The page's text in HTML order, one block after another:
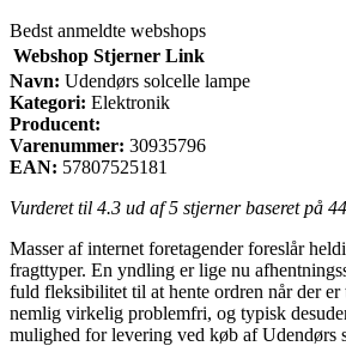
Bedst anmeldte webshops
Webshop Stjerner Link
Navn: Udendørs solcelle lampe
Kategori: Elektronik
Producent:
Varenummer: 30935796
EAN: 57807525181
Vurderet til 4.3 ud af 5 stjerner baseret på 44
Masser af internet foretagender foreslår
fragttyper. En yndling er lige nu
fuld fleksibilitet til at hente ordren når der
nemlig virkelig problemfri, og typisk
mulighed for levering ved køb af Udendørs